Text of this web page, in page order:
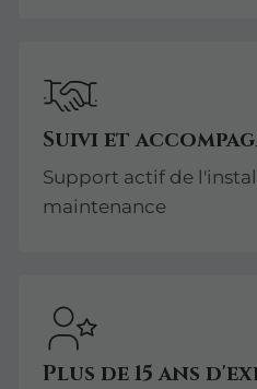
Suivi et
Support actif de
maintenance
Plus de 15 ans